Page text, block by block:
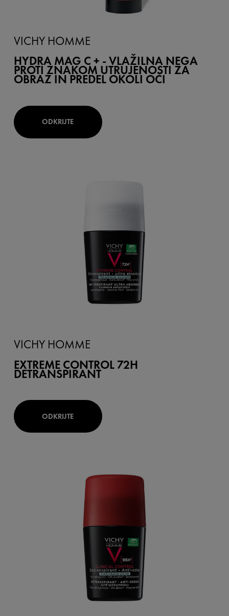
VICHY HOMME
HYDRA MAG C + - VLAŽILNA NEGA
PROTI ZNAKOM UTRUJENOSTI ZA
OBRAZ IN PREDEL OKOLI OČI
ODKRIJTE
VICHY HOMME
EXTREME CONTROL 72H
DETRANSPIRANT
ODKRIJTE